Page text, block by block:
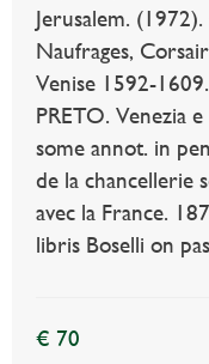
Jerusalem.
Naufrages,
Venise 1592-
PRETO. Venezia
some annot. in
de la
avec la France.
libris Boselli on
€ 70